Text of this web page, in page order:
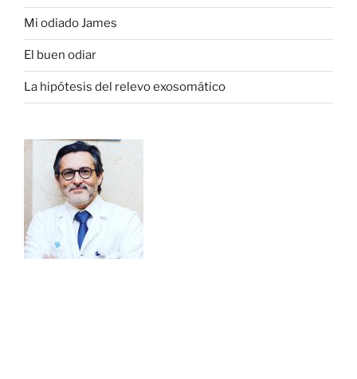
Mi odiado James
El buen odiar
La hipótesis del relevo exosomático